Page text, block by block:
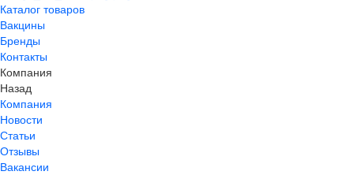
Каталог товаров
Вакцины
Бренды
Контакты
Компания
Назад
Компания
Новости
Статьи
Отзывы
Вакансии